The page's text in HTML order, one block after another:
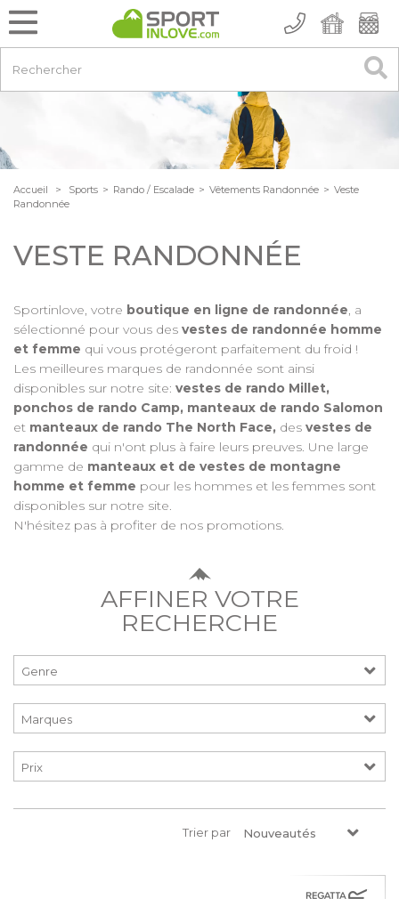
Accueil > Sports > Rando / Escalade > Vêtements Randonnée > Veste
Randonnée
VESTE RANDONNÉE
Sportinlove, votre boutique en ligne de randonnée, a
sélectionné pour vous des vestes de randonnée homme
et femme qui vous protégeront parfaitement du froid !
Les meilleures marques de randonnée sont ainsi
disponibles sur notre site: vestes de rando Millet,
ponchos de rando Camp, manteaux de rando Salomon
et manteaux de rando The North Face, des vestes de
randonnée qui n'ont plus à faire leurs preuves. Une large
gamme de manteaux et de vestes de montagne
homme et femme pour les hommes et les femmes sont
disponibles sur notre site.
N'hésitez pas à profiter de nos promotions.
AFFINER VOTRE
RECHERCHE
Prix
Trier par Nouveautés